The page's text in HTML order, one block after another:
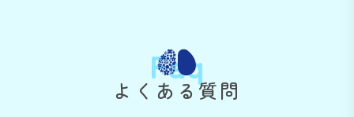
Faq
よくある質問